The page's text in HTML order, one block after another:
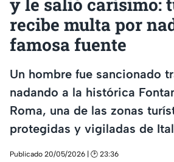
y le salió carísimo:
recibe multa por
famosa fuente
Un hombre fue sancionado
nadando a la histórica
Roma, una de las zonas
protegidas y vigiladas de
Publicado 20/05/2026 | 🕑 23:36